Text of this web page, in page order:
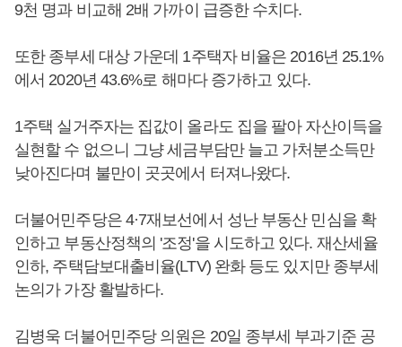
9천 명과 비교해 2배 가까이 급증한 수치다.
또한 종부세 대상 가운데 1주택자 비율은 2016년 25.1%
에서 2020년 43.6%로 해마다 증가하고 있다.
1주택 실거주자는 집값이 올라도 집을 팔아 자산이득을
실현할 수 없으니 그냥 세금부담만 늘고 가처분소득만
낮아진다며 불만이 곳곳에서 터져나왔다.
더불어민주당은 4·7재보선에서 성난 부동산 민심을 확
인하고 부동산정책의 '조정'을 시도하고 있다. 재산세율
인하, 주택담보대출비율(LTV) 완화 등도 있지만 종부세
논의가 가장 활발하다.
김병욱 더불어민주당 의원은 20일 종부세 부과기준 공